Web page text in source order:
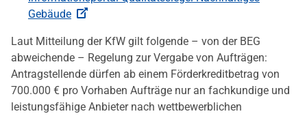
Gebäude
Laut Mitteilung der KfW gilt folgende – von der BEG
abweichende – Regelung zur Vergabe von Aufträgen:
Antragstellende dürfen ab einem Förderkreditbetrag von
700.000 € pro Vorhaben Aufträge nur an fachkundige und
leistungsfähige Anbieter nach wettbewerblichen